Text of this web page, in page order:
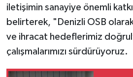
iletişimin sanayiye önemli
belirterek, "Denizli OSB
ve ihracat hedeflerimiz
çalışmalarımızı sürdürüyoruz.